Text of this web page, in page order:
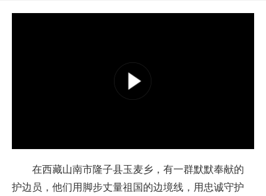
在西藏山南市隆子县玉麦乡，有一群默默奉献的
护边员，他们用脚步丈量祖国的边境线，用忠诚守护